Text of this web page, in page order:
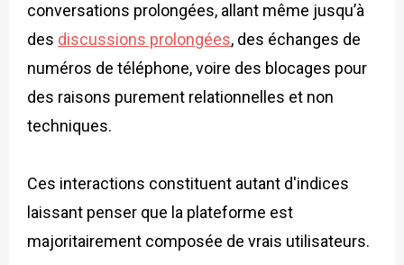
conversations prolongées, allant même jusqu’à
des discussions prolongées, des échanges de
numéros de téléphone, voire des blocages pour
des raisons purement relationnelles et non
techniques.
Ces interactions constituent autant d'indices
laissant penser que la plateforme est
majoritairement composée de vrais utilisateurs.